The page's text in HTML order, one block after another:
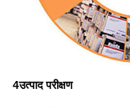
4उत्पाद परीक्षण